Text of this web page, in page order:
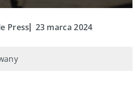
Press 23 marca 2024